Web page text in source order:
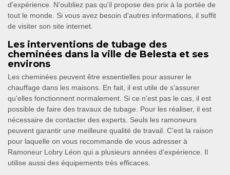
d'expérience. N'oubliez pas qu'il propose des prix à la portée de
tout le monde. Si vous avez besoin d'autres informations, il suffit
de visiter son site internet.
Les interventions de tubage des
cheminées dans la ville de Belesta et ses
environs
Les cheminées peuvent être essentielles pour assurer le
chauffage dans les maisons. En fait, il est utile de s'assurer
qu'elles fonctionnent normalement. Si ce n'est pas le cas, il est
possible de faire des travaux de tubage. Pour les réaliser, il est
nécessaire de contacter des experts. Seuls les ramoneurs
peuvent garantir une meilleure qualité de travail. C'est la raison
pour laquelle on vous recommande de vous adresser à
Ramoneur Lobry Léon qui a plusieurs années d'expérience. Il
utilise aussi des équipements très efficaces.